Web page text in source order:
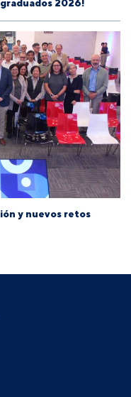
y nuevos retos